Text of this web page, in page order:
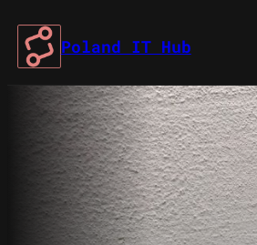
Przejdź
do
treści
Poland IT Hub